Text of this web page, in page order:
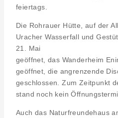
feiertags.
Die Rohrauer Hütte, auf der
Uracher Wasserfall und
21. Mai
geöffnet, das Wanderheim
geöffnet, die angrenzende
geschlossen. Zum Zeitpunkt
stand noch kein
Auch das Naturfreundehaus